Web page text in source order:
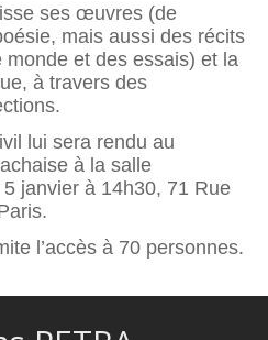
ses œuvres (de
mais aussi des récits
et des essais) et la
à travers des
lui sera rendu au
à la salle
janvier à 14h30, 71 Rue
l’accès à 70 personnes.